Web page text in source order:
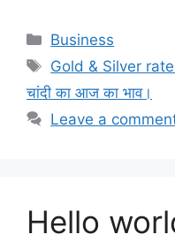
Categories
Business
Tags
Gold & Silver
चांदी का आज का भाव।
Leave a
Hello